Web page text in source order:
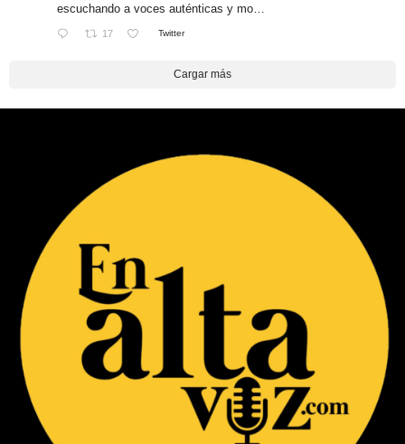
escuchando a voces auténticas y mo…
17 Twitter
Cargar más